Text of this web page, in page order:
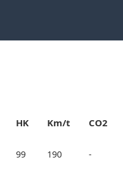
HK Km/t CO2
99 190 -